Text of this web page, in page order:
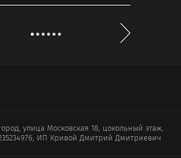
улица Московская 18, цокольный этаж,
ИП Кривой Дмитрий Дмитриевич